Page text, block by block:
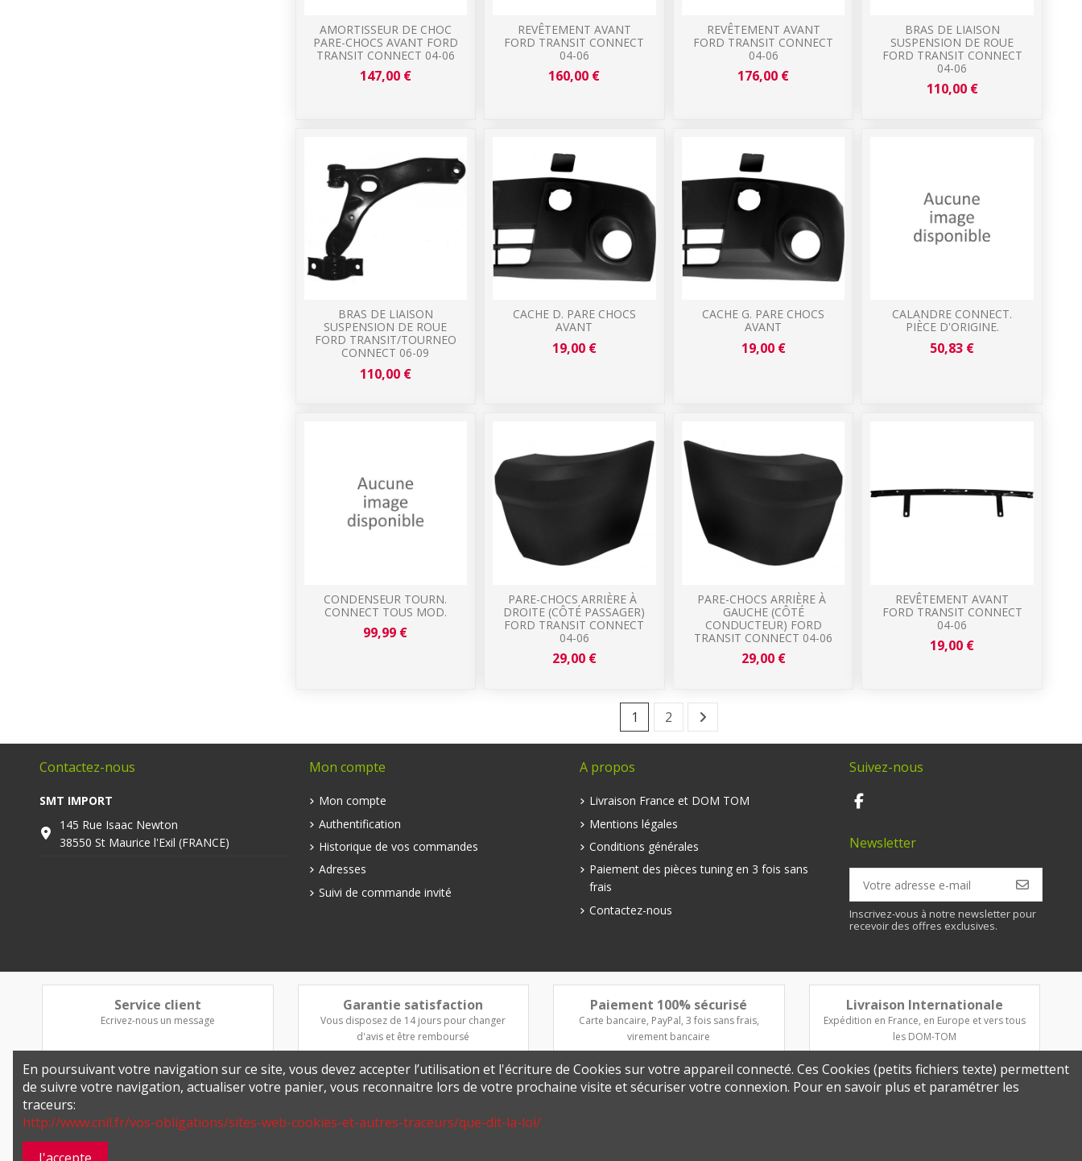
AMORTISSEUR DE CHOC
PARE-CHOCS AVANT FORD
TRANSIT CONNECT 04-06
147,00 €
REVÊTEMENT AVANT
FORD TRANSIT CONNECT
04-06
160,00 €
REVÊTEMENT AVANT
FORD TRANSIT CONNECT
04-06
176,00 €
BRAS DE LIAISON
SUSPENSION DE ROUE
FORD TRANSIT CONNECT
04-06
110,00 €
BRAS DE LIAISON
SUSPENSION DE ROUE
FORD TRANSIT/TOURNEO
CONNECT 06-09
110,00 €
CACHE D. PARE CHOCS
AVANT
19,00 €
CACHE G. PARE CHOCS
AVANT
19,00 €
CALANDRE CONNECT.
PIÈCE D'ORIGINE.
50,83 €
CONDENSEUR TOURN.
CONNECT TOUS MOD.
99,99 €
PARE-CHOCS ARRIÈRE À
DROITE (CÔTÉ PASSAGER)
FORD TRANSIT CONNECT
04-06
29,00 €
PARE-CHOCS ARRIÈRE À
GAUCHE (CÔTÉ
CONDUCTEUR) FORD
TRANSIT CONNECT 04-06
29,00 €
REVÊTEMENT AVANT
FORD TRANSIT CONNECT
04-06
19,00 €
1 2
Contactez-nous
SMT IMPORT
145 Rue Isaac Newton
38550 St Maurice l'Exil (FRANCE)
Mon compte
Mon compte
Authentification
Historique de vos commandes
Adresses
Suivi de commande invité
A propos
Livraison France et DOM TOM
Mentions légales
Conditions générales
Paiement des pièces tuning en 3 fois sans
frais
Contactez-nous
Suivez-nous
Newsletter
Inscrivez-vous à notre newsletter pour
recevoir des offres exclusives.
Service client
Ecrivez-nous un message
Garantie satisfaction
Vous disposez de 14 jours pour changer
d'avis et être remboursé
Paiement 100% sécurisé
Carte bancaire, PayPal, 3 fois sans frais,
virement bancaire
Livraison Internationale
Expédition en France, en Europe et vers tous
les DOM-TOM
En poursuivant votre navigation sur ce site, vous devez accepter l’utilisation et l'écriture de Cookies sur votre appareil connecté. Ces Cookies (petits fichiers texte) permettent
de suivre votre navigation, actualiser votre panier, vous reconnaitre lors de votre prochaine visite et sécuriser votre connexion. Pour en savoir plus et paramétrer les
traceurs:
http://www.cnil.fr/vos-obligations/sites-web-cookies-et-autres-traceurs/que-dit-la-loi/